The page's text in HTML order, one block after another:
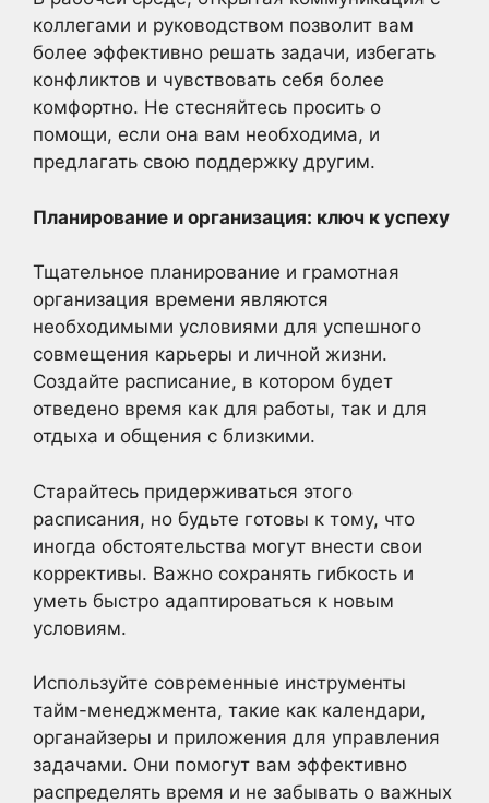
коллегами и руководством позволит вам
более эффективно решать задачи, избегать
конфликтов и чувствовать себя более
комфортно. Не стесняйтесь просить о
помощи, если она вам необходима, и
предлагать свою поддержку другим.
Планирование и организация: ключ к успеху
Тщательное планирование и грамотная
организация времени являются
необходимыми условиями для успешного
совмещения карьеры и личной жизни.
Создайте расписание, в котором будет
отведено время как для работы, так и для
отдыха и общения с близкими.
Старайтесь придерживаться этого
расписания, но будьте готовы к тому, что
иногда обстоятельства могут внести свои
коррективы. Важно сохранять гибкость и
уметь быстро адаптироваться к новым
условиям.
Используйте современные инструменты
тайм-менеджмента, такие как календари,
органайзеры и приложения для управления
задачами. Они помогут вам эффективно
распределять время и не забывать о важных